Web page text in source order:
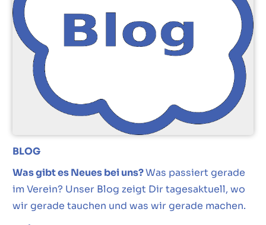
BLOG
Was gibt es Neues bei uns?Was passiert gerade
im Verein? Unser Blog zeigt Dir tagesaktuell, wo
wir gerade tauchen und was wir gerade machen.